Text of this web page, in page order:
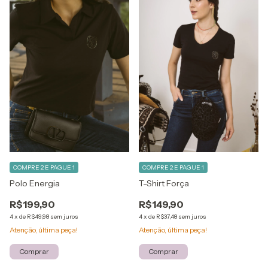
Polo Energia
R$199,90
4x de R$49,98 sem juros
COMPRE 2 E PAGUE 1
Atenção, última peça!
Comprar
T-Shirt Força
R$149,90
4x de R$37,48 sem juros
COMPRE 2 E PAGUE 1
Atenção, última peça!
Comprar